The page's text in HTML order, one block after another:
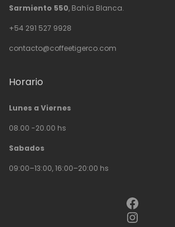
Sarmiento 550, Bahía Blanca.
+54 291 527 9928
contacto@coffeetigerco.com
Horario
Lunes a Viernes
08.00 -20.00 hs
Sabados
09:00–13:00, 16:00–20:00 hs
Facebook
Instagram